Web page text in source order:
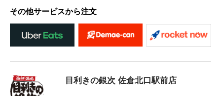
その他サービスから注文
目利きの銀次 佐倉北口駅前店